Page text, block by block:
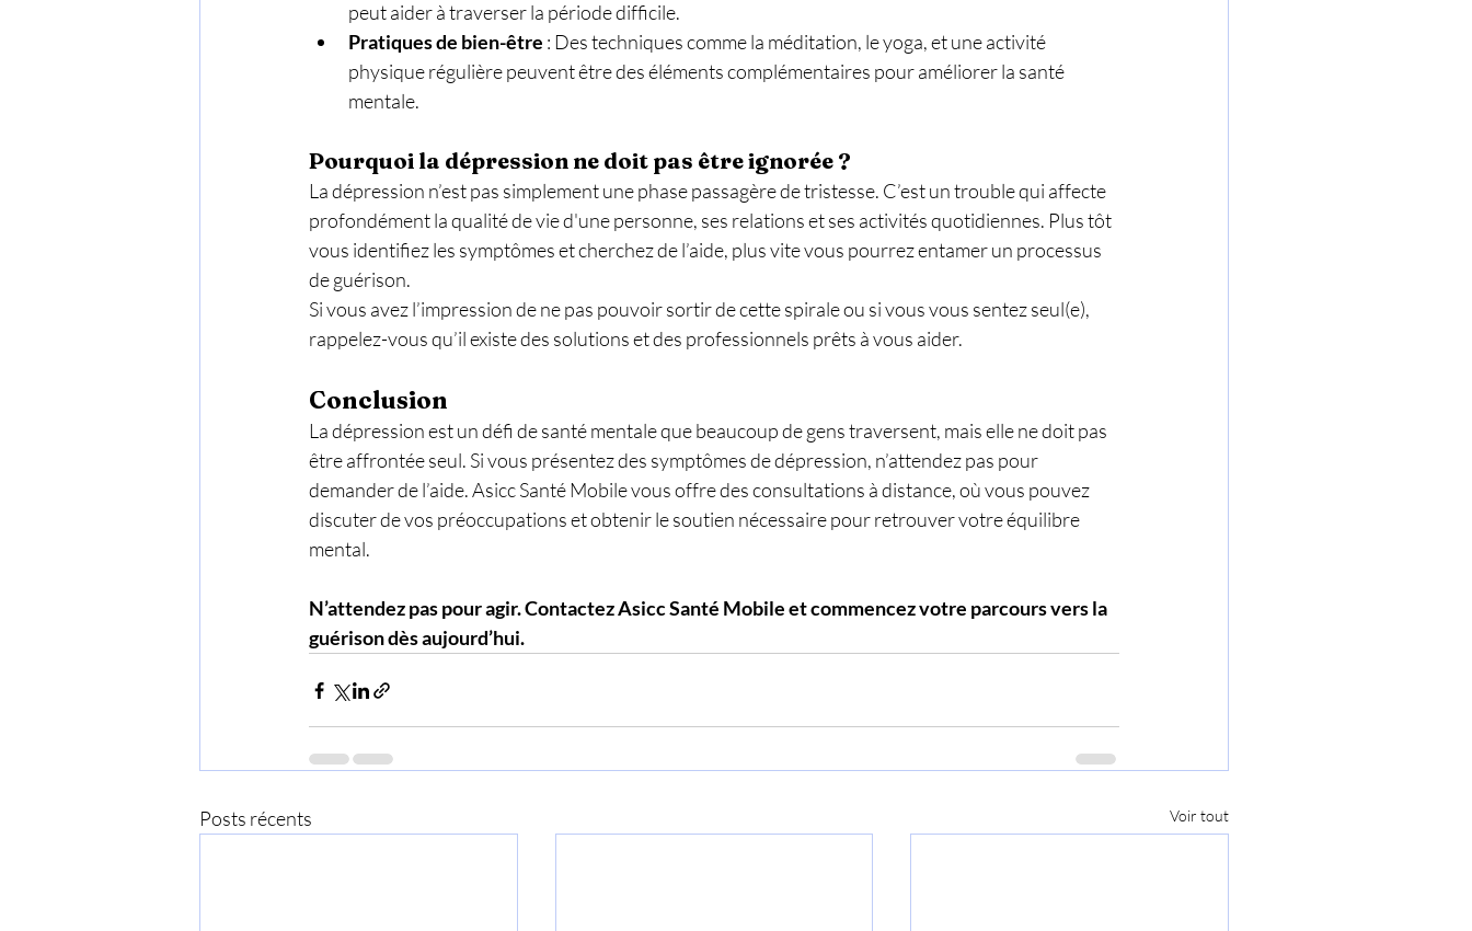
peut aider à traverser la période difficile.
Pratiques de bien-être : Des techniques comme la méditation, le yoga, et une activité
physique régulière peuvent être des éléments complémentaires pour améliorer la santé
mentale.
Pourquoi la dépression ne doit pas être ignorée ?
La dépression n’est pas simplement une phase passagère de tristesse. C’est un trouble qui affecte
profondément la qualité de vie d'une personne, ses relations et ses activités quotidiennes. Plus tôt
vous identifiez les symptômes et cherchez de l’aide, plus vite vous pourrez entamer un processus
de guérison.
Si vous avez l’impression de ne pas pouvoir sortir de cette spirale ou si vous vous sentez seul(e),
rappelez-vous qu’il existe des solutions et des professionnels prêts à vous aider.
Conclusion
La dépression est un défi de santé mentale que beaucoup de gens traversent, mais elle ne doit pas
être affrontée seul. Si vous présentez des symptômes de dépression, n’attendez pas pour
demander de l’aide. Asicc Santé Mobile vous offre des consultations à distance, où vous pouvez
discuter de vos préoccupations et obtenir le soutien nécessaire pour retrouver votre équilibre
mental.
N’attendez pas pour agir. Contactez Asicc Santé Mobile et commencez votre parcours vers la
guérison dès aujourd’hui.
Posts récents Voir tout